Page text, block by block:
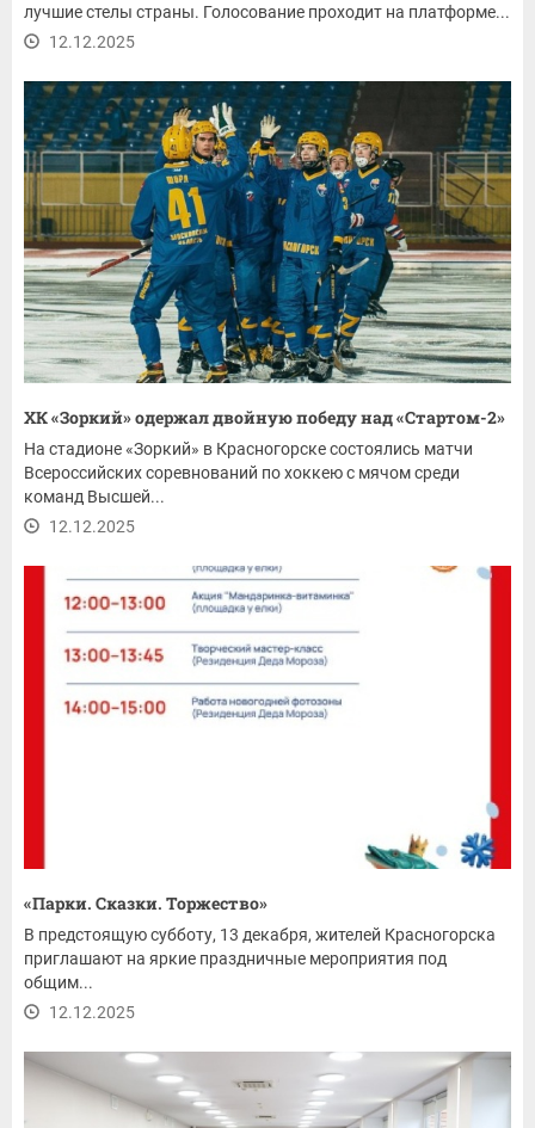
лучшие стелы страны. Голосование проходит на платформе...
12.12.2025
ХК «Зоркий» одержал двойную победу над «Стартом-2»
На стадионе «Зоркий» в Красногорске состоялись матчи
Всероссийских соревнований по хоккею с мячом среди
команд Высшей...
12.12.2025
«Парки. Сказки. Торжество»
В предстоящую субботу, 13 декабря, жителей Красногорска
приглашают на яркие праздничные мероприятия под
общим...
12.12.2025